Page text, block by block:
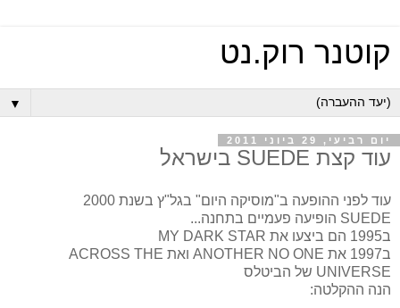
קוטנר רוק.נט
▼
יום רביעי, 29 ביוני 2011
עוד קצת SUEDE בישראל
עוד לפני ההופעה ב"מוסיקה היום" בגל"ץ בשנת 2000
SUEDE הופיעה פעמיים בתחנה...
ב1995 הם ביצעו את MY DARK STAR
ב1997 את ANOTHER NO ONE ואת ACROSS THE
UNIVERSE של הביטלס
הנה ההקלטה: